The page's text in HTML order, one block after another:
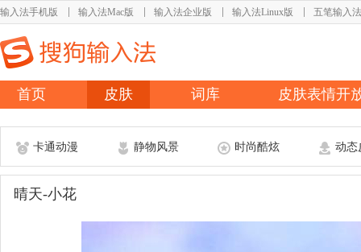
输入法手机版 输入法Mac版 输入法企业版 输入法Linux版 五笔输入法
首页 皮肤 词库 皮肤表情开
卡通动漫 静物风景 时尚酷炫 动态
晴天-小花